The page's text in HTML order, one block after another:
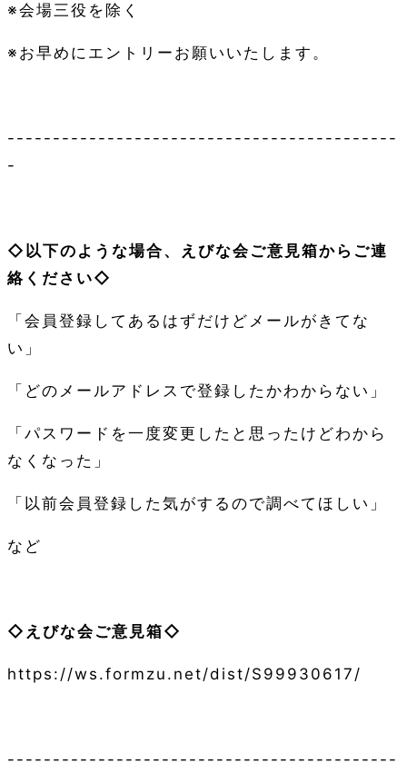
※会場三役を除く
※お早めにエントリーお願いいたします。
-------------------------------------------
-
◇以下のような場合、えびな会ご意見箱からご連
絡ください◇
「会員登録してあるはずだけどメールがきてな
い」
「どのメールアドレスで登録したかわからない」
「パスワードを一度変更したと思ったけどわから
なくなった」
「以前会員登録した気がするので調べてほしい」
など
◇えびな会ご意見箱◇
https://ws.formzu.net/dist/S99930617/
-------------------------------------------